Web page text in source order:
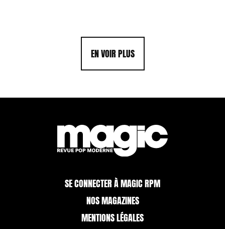
EN VOIR PLUS
SE CONNECTER À MAGIC RPM
NOS MAGAZINES
MENTIONS LÉGALES